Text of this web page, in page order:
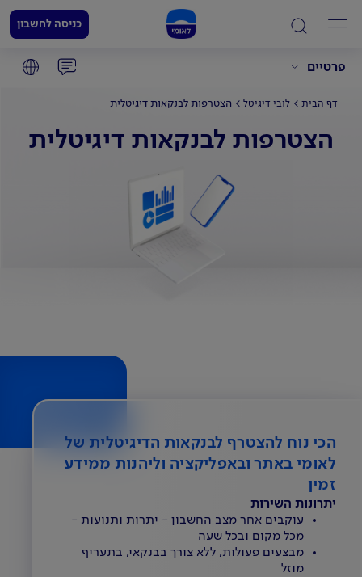
פרטיים
כניסה לחשבון
דף הבית לובי דיגיטל הצטרפות לבנקאות דיגיטלית
הצטרפות לבנקאות דיגיטלית
הכי נוח להצטרף לבנקאות הדיגיטלית של
לאומי באתר ובאפליקציה וליהנות ממידע
זמין
יתרונות השירות
עוקבים אחר מצב החשבון - יתרות ותנועות -
מכל מקום ובכל שעה
מבצעים פעולות, ללא צורך בבנקאי, בתעריף
מוזל